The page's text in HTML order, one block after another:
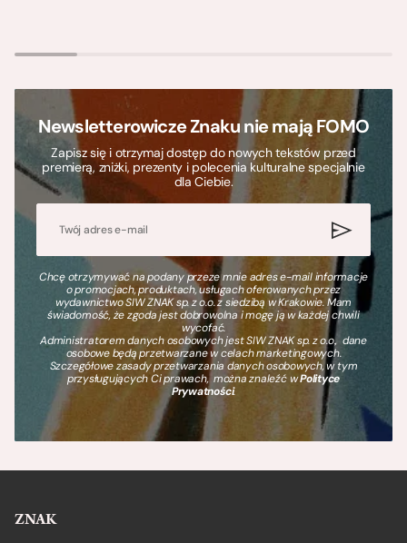
Newsletterowicze Znaku nie mają FOMO
Zapisz się i otrzymaj dostęp do nowych tekstów przed
premierą, zniżki, prezenty i polecenia kulturalne specjalnie
dla Ciebie.
Chcę otrzymywać na podany przeze mnie adres e-mail informacje
o promocjach, produktach, usługach oferowanych przez
wydawnictwo SIW ZNAK sp. z o.o. z siedzibą w Krakowie. Mam
świadomość, że zgoda jest dobrowolna i mogę ją w każdej chwili
wycofać.
Administratorem danych osobowych jest SIW ZNAK sp. z o.o., dane
osobowe będą przetwarzane w celach marketingowych.
Szczegółowe zasady przetwarzania danych osobowych, w tym
przysługujących Ci prawach, można znaleźć wPolityce
Prywatności.
ZNAK